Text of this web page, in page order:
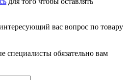
вас вопрос по товару
обязательно вам